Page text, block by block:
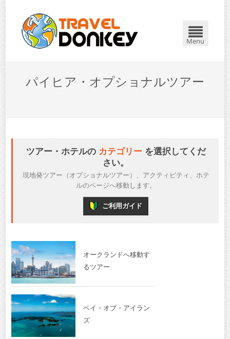
Menu
パイヒア・オプショナルツアー
ツアー・ホテルのカテゴリーを選択してくだ
さい。
現地発ツアー（オプショナルツアー）、アクティビティ、ホテ
ルのページへ移動します。
ご利用ガイド
オークランドへ移動す
るツアー
ベイ・オブ・アイラン
ズ